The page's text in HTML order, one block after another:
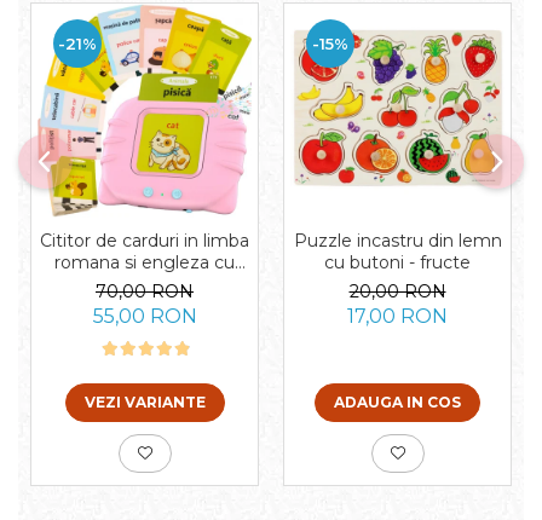
-21%
Cititor de carduri in limba
romana si engleza cu
224 de imagini si sunete,
incarcare USB
70,00 RON
55,00 RON
VEZI VARIANTE
-15%
Puzzle incastru din lemn
cu butoni - fructe
20,00 RON
17,00 RON
ADAUGA IN COS